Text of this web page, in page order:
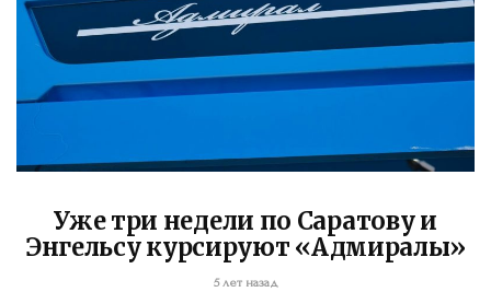
Уже три недели по Саратову и
Энгельсу курсируют «Адмиралы»
5 лет назад